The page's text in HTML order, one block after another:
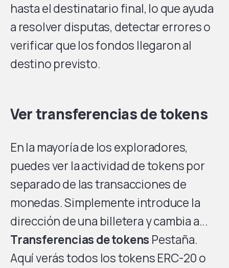
hasta el destinatario final, lo que ayuda
a resolver disputas, detectar errores o
verificar que los fondos llegaron al
destino previsto.
Ver transferencias de tokens
En la mayoría de los exploradores,
puedes ver la actividad de tokens por
separado de las transacciones de
monedas. Simplemente introduce la
dirección de una billetera y cambia a...
Transferencias de tokens Pestaña.
Aquí verás todos los tokens ERC-20 o